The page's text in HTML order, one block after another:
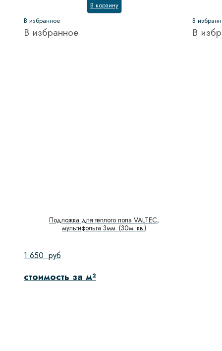
В корзину
В избранное
В избранное
В
В
Подложка для теплого пола VALTEC,
мультифольга 3мм. (30м. кв.)
1 650 руб
стоимость за м²